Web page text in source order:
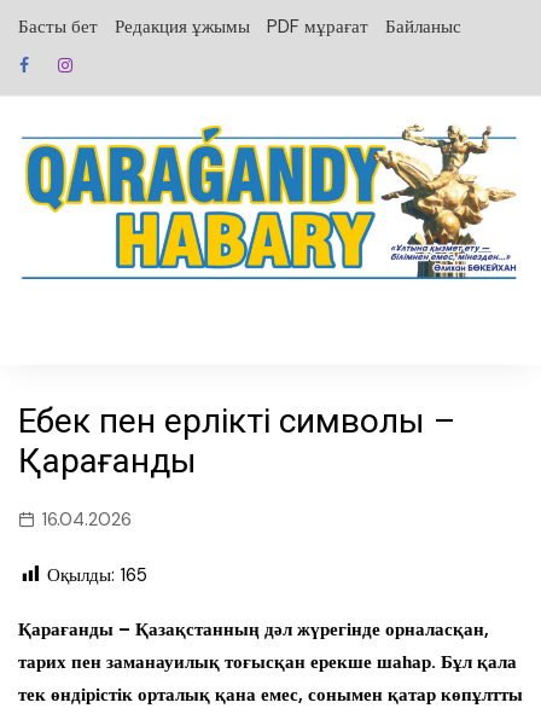
содержанию
Басты бет Редакция ұжымы PDF мұрағат Байланыс
Еңбек пен ерліктің символы –
Қарағанды
16.04.2026
Оқылды: 165
Қарағанды – Қазақстанның дәл жүрегінде орналасқан,
тарих пен заманауилық тоғысқан ерекше шаһар. Бұл қала
тек өндірістік орталық қана емес, сонымен қатар көпұлтты